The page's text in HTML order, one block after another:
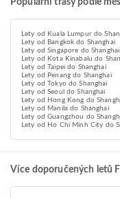
Populární trasy podle
Lety od Kuala Lumpur do
Lety od Bangkok do Shanghai
Lety od Singapore do Shanghai
Lety od Kota Kinabalu do
Lety od Taipei do Shanghai
Lety od Penang do Shanghai
Lety od Tokyo do Shanghai
Lety od Seoul do Shanghai
Lety od Hong Kong do
Lety od Manila do Shanghai
Lety od Guangzhou do
Lety od Ho Chi Minh City do
Více doporučených letů